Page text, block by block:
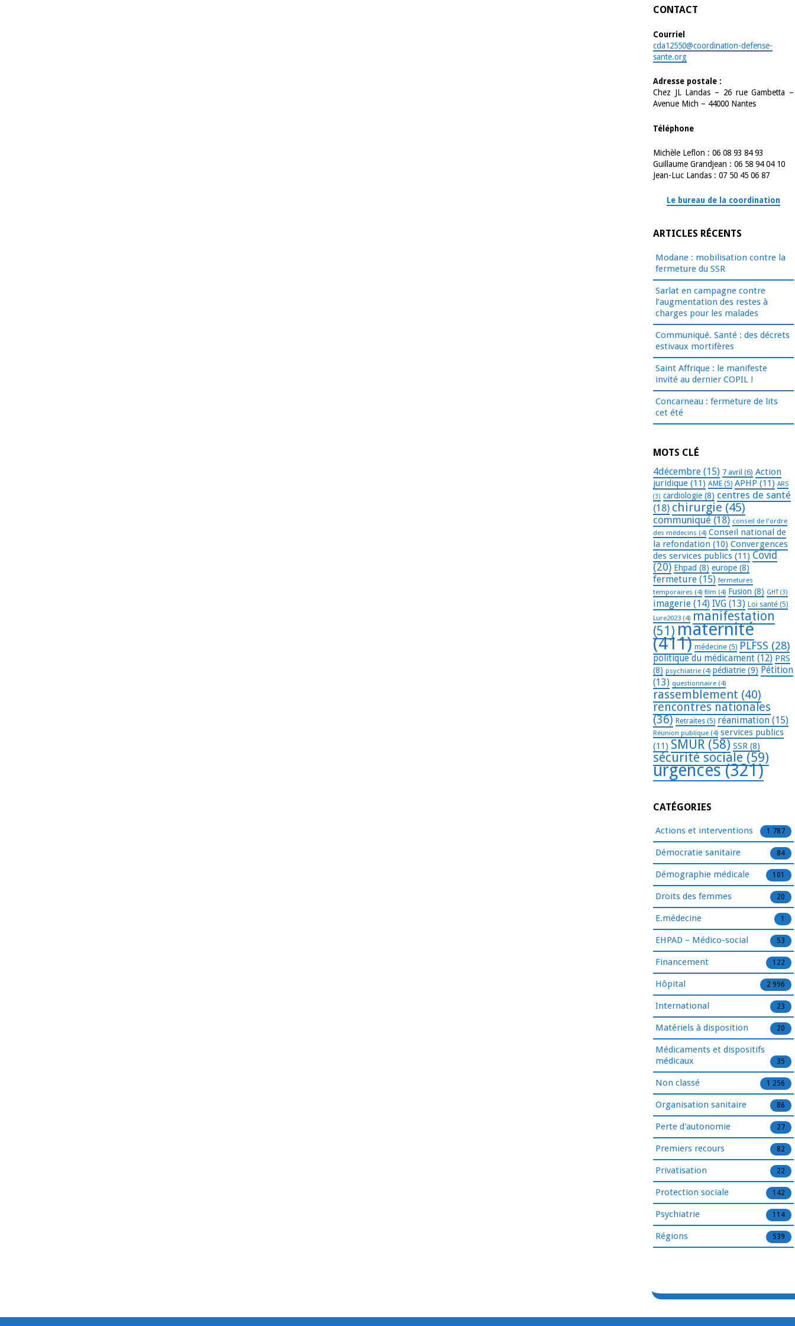
CONTACT
Courriel
cda12550@coordination-defense-
sante.org
Adresse postale :
Chez JL Landas – 26 rue Gambetta –
Avenue Mich – 44000 Nantes
Téléphone
Michèle Leflon : 06 08 93 84 93
Guillaume Grandjean : 06 58 94 04 10
Jean-Luc Landas : 07 50 45 06 87
Le bureau de la coordination
ARTICLES RÉCENTS
Modane : mobilisation contre la
fermeture du SSR
Sarlat en campagne contre
l’augmentation des restes à
charges pour les malades
Communiqué. Santé : des décrets
estivaux mortifères
Saint Affrique : le manifeste
invité au dernier COPIL !
Concarneau : fermeture de lits
cet été
MOTS CLÉ
4décembre (15) 7 avril (6) Action
juridique (11) AME (5) APHP (11) ARS
(3) cardiologie (8) centres de santé
(18) chirurgie (45)
communiqué (18) conseil de l'ordre
des médecins (4) Conseil national de
la refondation (10) Convergences
des services publics (11) Covid
(20) Ehpad (8) europe (8)
fermeture (15) fermetures
temporaires (4) film (4) Fusion (8) GHT(3)
imagerie (14) IVG (13) Loi santé (5)
Lure2023 (4) manifestation
(51) maternité
(411) médecine (5) PLFSS (28)
politique du médicament (12) PRS
(8) psychiatrie (4) pédiatrie (9) Pétition
(13) questionnaire (4)
rassemblement (40)
rencontres nationales
(36) Retraites (5) réanimation (15)
Réunion publique (4) services publics
(11) SMUR (58) SSR (8)
sécurité sociale (59)
urgences(321)
CATÉGORIES
Actions et interventions 1 787
Démocratie sanitaire 84
Démographie médicale 101
Droits des femmes 20
E.médecine 1
EHPAD – Médico-social 53
Financement 122
Hôpital 2 996
International 23
Matériels à disposition 20
Médicaments et dispositifs
médicaux
35
Non classé 1 256
Organisation sanitaire 86
Perte d'autonomie 27
Premiers recours 82
Privatisation 22
Protection sociale 142
Psychiatrie 114
Régions 539